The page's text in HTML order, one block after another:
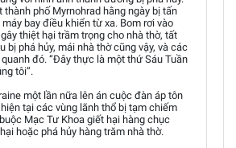
thành phố Myrnohrad hằng ngày bị tấn
bay điều khiển từ xa. Bom rơi vào
thiệt hại trầm trọng cho nhà thờ, tất
bị phá hủy, mái nhà thờ cũng vậy, và các
đó. “Đây thực là một thứ Sáu Tuần
tôi”.
một lần nữa lên án cuộc đàn áp tôn
tại các vùng lãnh thổ bị tạm chiếm
Mạc Tư Khoa giết hại hàng chục
hoặc phá hủy hàng trăm nhà thờ.